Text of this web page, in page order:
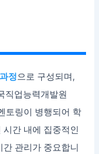
정으로 구성되며,
직업능력개발원
토링이 병행되어 학
간 내에 집중적인
관리가 중요합니